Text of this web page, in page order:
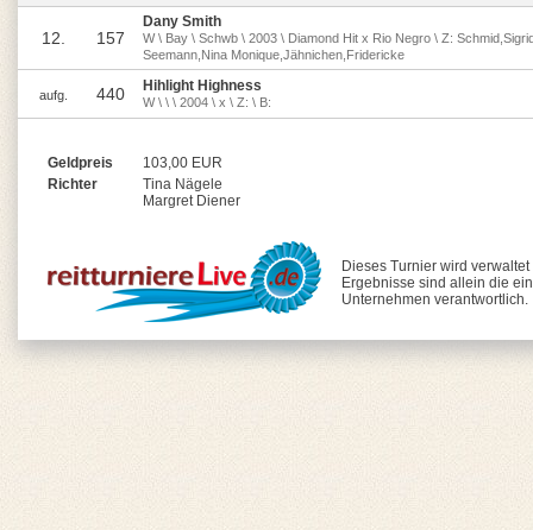
12. 157
Dany Smith
W \ Bay \ Schwb \ 2003 \ Diamond Hit x Rio Negro \ Z:
Seemann,Nina Monique,Jähnichen,Fridericke
aufg. 440 Hihlight Highness
W \ \ \ 2004 \ x \ Z: \ B:
Geldpreis
103,00 EUR
Richter
Tina Nägele
Margret Diener
Dieses Turnier wird
Ergebnisse sind allein die
Unternehmen verantwortlich.